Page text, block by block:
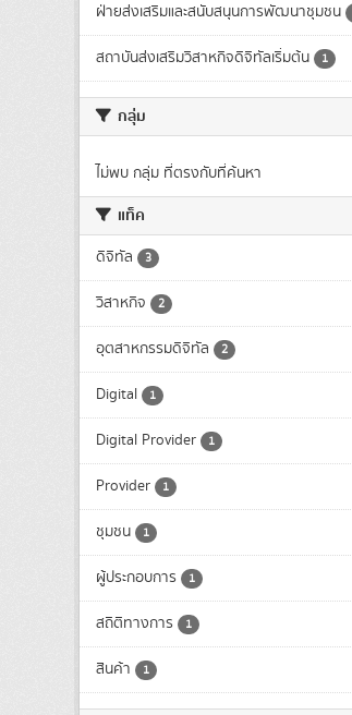
ฝ่ายส่งเสริมและสนับสนุนการพัฒนาชุมชน
สถาบันส่งเสริมวิสาหกิจดิจิทัลเริ่มต้น 1
กลุ่ม
ไม่พบ กลุ่ม ที่ตรงกับที่ค้นหา
แท็ค
ดิจิทัล 3
วิสาหกิจ 2
อุตสาหกรรมดิจิทัล 2
Digital 1
Digital Provider 1
Provider 1
ชุมชน 1
ผู้ประกอบการ 1
สถิติทางการ 1
สินค้า 1